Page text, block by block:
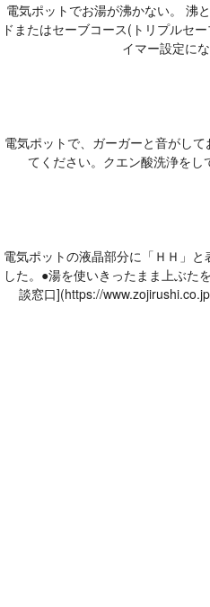
電気ポットでお湯が沸かない。 沸
ドまたはセーブコース(トリプルセ
イマー設定に
電気ポットで、ガーガーと音がし
てください。クエン酸洗浄を
電気ポットの液晶部分に「ＨＨ」
した。●湯を使いきったまま上ぶた
談窓口](https://